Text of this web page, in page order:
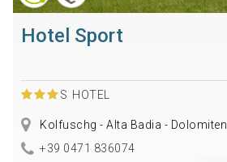
Hotel Sport
S HOTEL
Kolfuschg - Alta Badia - Dolomiten
+39 0471 836074